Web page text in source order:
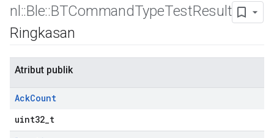
nl ::Ble::BTCommandTypeTestResult
Ringkasan
Atribut publik
AckCount
uint32_t